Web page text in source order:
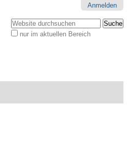
Anmelden
Website durchsuchen
nur im aktuellen Bereich